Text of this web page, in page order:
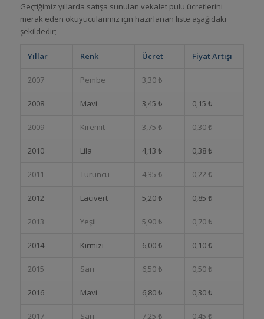
Geçtiğimiz yıllarda satışa sunulan vekalet pulu ücretlerini
merak eden okuyucularımız için hazırlanan liste aşağıdaki
şekildedir;
Yıllar Renk Ücret Fiyat Artışı
2007 Pembe 3,30 ₺
2008 Mavi 3,45 ₺ 0,15 ₺
2009 Kiremit 3,75 ₺ 0,30 ₺
2010 Lila 4,13 ₺ 0,38 ₺
2011 Turuncu 4,35 ₺ 0,22 ₺
2012 Lacivert 5,20 ₺ 0,85 ₺
2013 Yeşil 5,90 ₺ 0,70 ₺
2014 Kırmızı 6,00 ₺ 0,10 ₺
2015 Sarı 6,50 ₺ 0,50 ₺
2016 Mavi 6,80 ₺ 0,30 ₺
2017 Sarı 7,25 ₺ 0,45 ₺